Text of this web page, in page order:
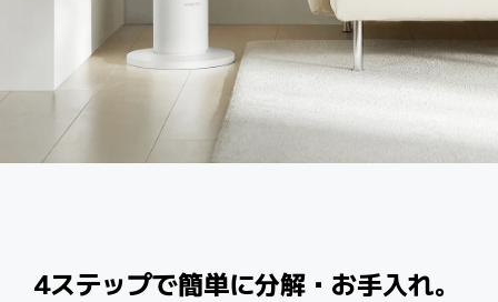
4ステップで簡単に分解・お手入れ。